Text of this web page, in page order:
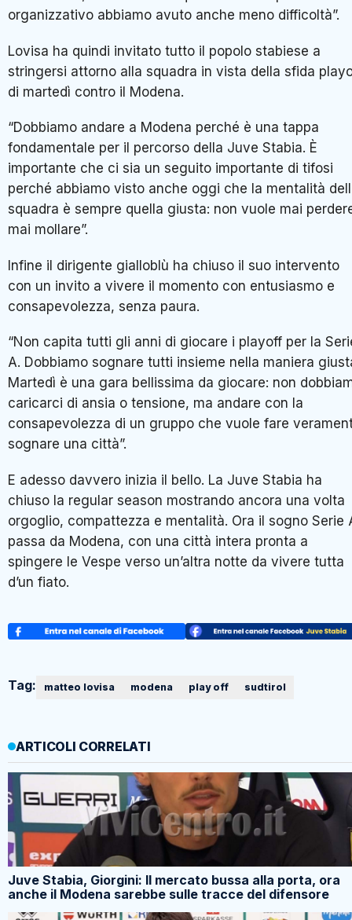
organizzativo abbiamo avuto anche meno difficoltà”.
Lovisa ha quindi invitato tutto il popolo stabiese a
stringersi attorno alla squadra in vista della sfida
di martedì contro il Modena.
“Dobbiamo andare a Modena perché è una tappa
fondamentale per il percorso della Juve Stabia. È
importante che ci sia un seguito importante di tifosi
perché abbiamo visto anche oggi che la mentalità
squadra è sempre quella giusta: non vuole mai
mai mollare”.
Infine il dirigente gialloblù ha chiuso il suo intervento
con un invito a vivere il momento con entusiasmo e
consapevolezza, senza paura.
“Non capita tutti gli anni di giocare i playoff per la
A. Dobbiamo sognare tutti insieme nella maniera
Martedì è una gara bellissima da giocare: non
caricarci di ansia o tensione, ma andare con la
consapevolezza di un gruppo che vuole fare
sognare una città”.
E adesso davvero inizia il bello. La Juve Stabia ha
chiuso la regular season mostrando ancora una volta
orgoglio, compattezza e mentalità. Ora il sogno Serie
passa da Modena, con una città intera pronta a
spingere le Vespe verso un’altra notte da vivere tutta
d’un fiato.
Tag: matteo lovisa modena play off sudtirol
ARTICOLI CORRELATI
Juve Stabia, Giorgini: Il mercato bussa alla porta, ora
anche il Modena sarebbe sulle tracce del difensore